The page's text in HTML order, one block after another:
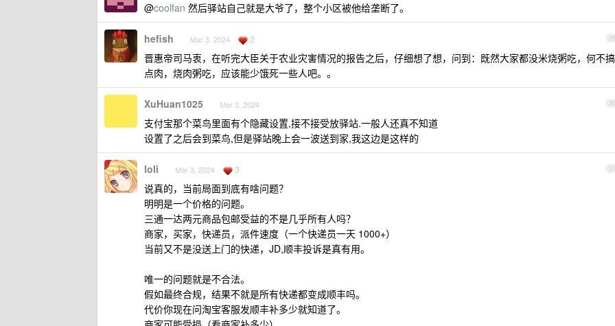
@coolfan 然后驿站自己就是大爷了，整个小区被他给垄断了。
29
hefish Mar 3, 2024 2
晋惠帝司马衷，在听完大臣关于农业灾害情况的报告之后，仔细想了想，问到：既然大家都没米烧粥吃，何不搞
点肉，烧肉粥吃，应该能少饿死一些人吧。。
30
XuHuan1025 Mar 3, 2024
支付宝那个菜鸟里面有个隐藏设置,接不接受放驿站.一般人还真不知道
设置了之后会到菜鸟,但是驿站晚上会一波送到家,我这边是这样的
31
loli Mar 3, 2024 3
说真的，当前局面到底有啥问题？
明明是一个价格的问题。
三通一达两元商品包邮受益的不是几乎所有人吗？
商家，买家，快递员，派件速度（一个快递员一天 1000+）
当前又不是没送上门的快递，JD,顺丰投诉是真有用。
唯一的问题就是不合法。
假如最终合规，结果不就是所有快递都变成顺丰吗。
代价你现在问淘宝客服发顺丰补多少就知道了。